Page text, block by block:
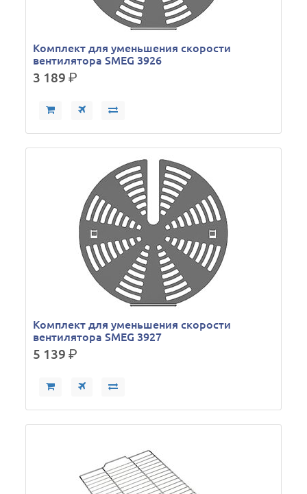
Комплект для уменьшения скорости
вентилятора SMEG 3926
3 189р.
Комплект для уменьшения скорости
вентилятора SMEG 3927
5 139р.